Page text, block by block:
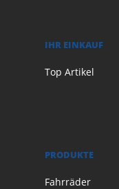
IHR EINKAUF
Top Artikel
PRODUKTE
Fahrräder